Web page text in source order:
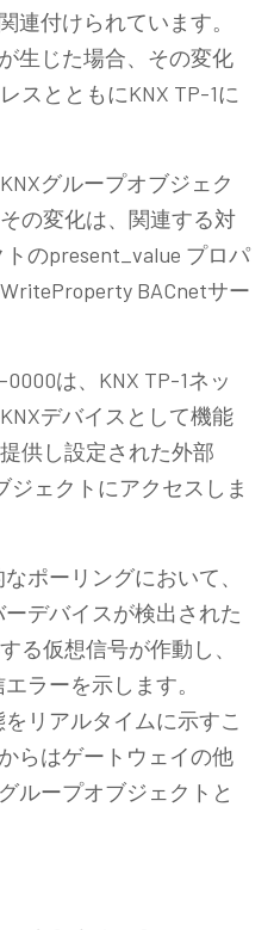
連付けられています。
生じた場合、その変化
スとともにKNX TP-1に
グループオブジェク
の変化は、関連する対
のpresent_value プロパ
BACnetサー
は、KNX TP-1ネッ
デバイスとして機能
供し設定された外部
ジェクトにアクセスしま
ポーリングにおいて、
デバイスが検出された
る仮想信号が作動し、
ラーを示します。
リアルタイムに示すこ
らはゲートウェイの他
ループオブジェクトと